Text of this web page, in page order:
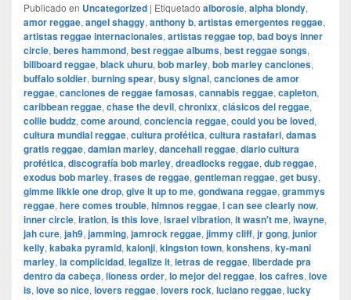
Publicado en Uncategorized | Etiquetado alborosie, alpha blondy,
amor reggae, angel shaggy, anthony b, artistas emergentes reggae,
artistas reggae internacionales, artistas reggae top, bad boys inner
circle, beres hammond, best reggae albums, best reggae songs,
billboard reggae, black uhuru, bob marley, bob marley canciones,
buffalo soldier, burning spear, busy signal, canciones de amor
reggae, canciones de reggae famosas, cannabis reggae, capleton,
caribbean reggae, chase the devil, chronixx, clásicos del reggae,
collie buddz, come around, conciencia reggae, could you be loved,
cultura mundial reggae, cultura profética, cultura rastafari, damas
gratis reggae, damian marley, dancehall reggae, diario cultura
profética, discografía bob marley, dreadlocks reggae, dub reggae,
exodus bob marley, frases de reggae, gentleman reggae, get busy,
gimme likkle one drop, give it up to me, gondwana reggae, grammys
reggae, here comes trouble, himnos reggae, i can see clearly now,
inner circle, iration, is this love, israel vibration, it wasn't me, iwayne,
jah cure, jah9, jamming, jamrock reggae, jimmy cliff, jr gong, junior
kelly, kabaka pyramid, kalonji, kingston town, konshens, ky-mani
marley, la complicidad, legalize it, letras de reggae, liberdade pra
dentro da cabeça, lioness order, lo mejor del reggae, los cafres, love
is, love so nice, lovers reggae, lovers rock, luciano reggae, lucky